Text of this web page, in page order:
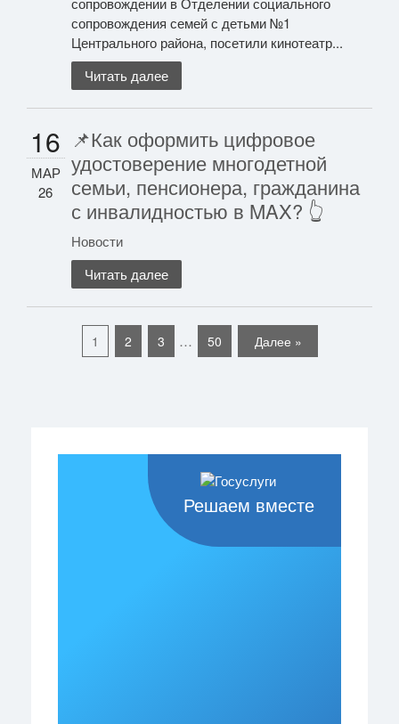
сопровождения семей с детьми №1
Центрального района, посетили кинотеатр...
Читать далее
16
МАР
26
📌Как оформить цифровое
удостоверение многодетной
семьи, пенсионера, гражданина
с инвалидностью в MAX? 👆
Новости
Читать далее
1 2 3 … 50 Далее »
Решаем вместе